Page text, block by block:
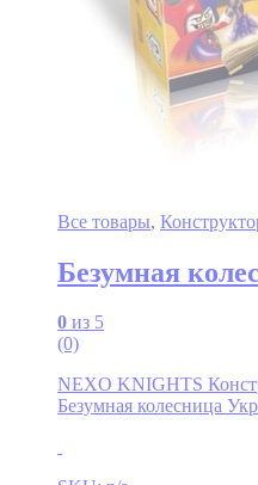
Все товары,
Безумная
0 из 5
(0)
NEXO KNIGHTS
Безумная колесница